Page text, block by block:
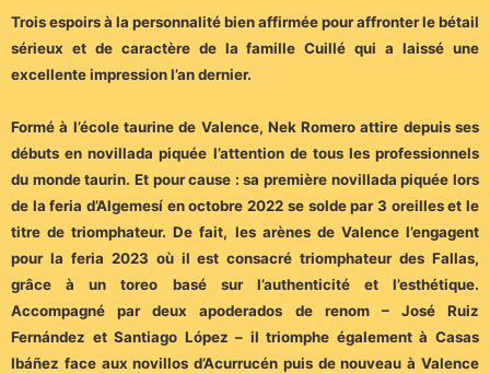
Trois espoirs à la personnalité bien affirmée pour affronter le bétail
sérieux et de caractère de la famille Cuillé qui a laissé une
excellente impression l’an dernier.
Formé à l’école taurine de Valence, Nek Romero attire depuis ses
débuts en novillada piquée l’attention de tous les professionnels
du monde taurin. Et pour cause : sa première novillada piquée lors
de la feria d’Algemesí en octobre 2022 se solde par 3 oreilles et le
titre de triomphateur. De fait, les arènes de Valence l’engagent
pour la feria 2023 où il est consacré triomphateur des Fallas,
grâce à un toreo basé sur l’authenticité et l’esthétique.
Accompagné par deux apoderados de renom – José Ruiz
Fernández et Santiago López – il triomphe également à Casas
Ibáñez face aux novillos d’Acurrucén puis de nouveau à Valence